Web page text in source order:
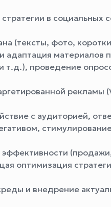
в социальных
(тексты, фото,
адаптация материалов
т.д.), проведение
рекламы
с аудиторией,
(продажи,
оптимизация
и внедрение